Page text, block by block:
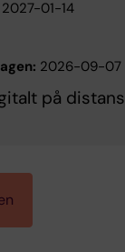
2027-01-14
2026-09-07
på distans